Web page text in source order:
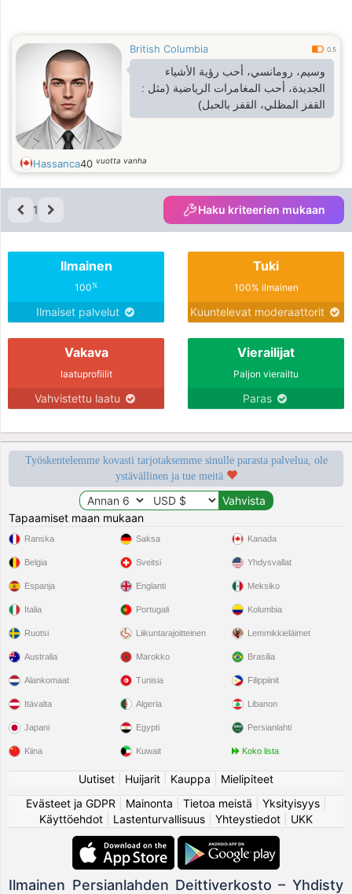
British Columbia 0.5
وسيم، رومانسي، أحب رؤية الأشياء
الجديدة، أحب المغامرات الرياضية (مثل :
القفز المظلي، القفز بالحبل)
Hassanca40 vuotta vanha
1 Haku kriteerien mukaan
Ilmainen
100%
Ilmaiset palvelut
Tuki
100% ilmainen
Kuuntelevat moderaattorit
Vakava
laatuprofiilit
Vahvistettu laatu
Vierailijat
Paljon vierailtu
Paras
Työskentelemme kovasti tarjotaksemme sinulle parasta palvelua, ole
ystävällinen ja tue meitä
Tapaamiset maan mukaan
Ranska
Belgia
Espanja
Italia
Ruotsi
Saksa
Sveitsi
Englanti
Portugali
Liikuntarajoitteinen
Kanada
Yhdysvallat
Meksiko
Kolumbia
Lemmikkieläimet
Australia
Alankomaat
Itävalta
Japani
Kiina
Marokko
Tunisia
Algeria
Egypti
Kuwait
Brasilia
Filippiinit
Libanon
Persianlahti
Koko lista
Uutiset Huijarit Kauppa
Mielipiteet
Evästeet ja GDPR
Mainonta Tietoa meistä Yksityisyys|
Käyttöehdot
Lastenturvallisuus Yhteystiedot UKK
Ilmainen Persianlahden Deittiverkosto – Yhdisty